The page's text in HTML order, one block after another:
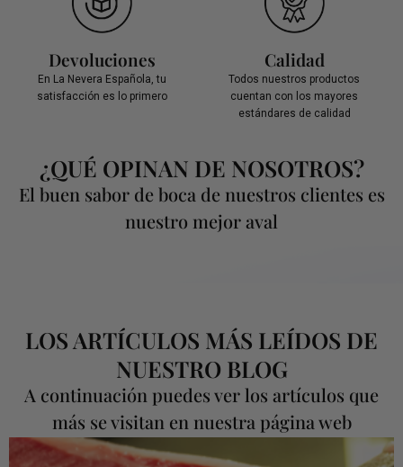
Devoluciones
En La Nevera Española, tu
satisfacción es lo primero
Calidad
Todos nuestros productos
cuentan con los mayores
estándares de calidad
¿QUÉ OPINAN DE NOSOTROS?
El buen sabor de boca de nuestros clientes es
nuestro mejor aval
LOS ARTÍCULOS MÁS LEÍDOS DE
NUESTRO BLOG
A continuación puedes ver los artículos que
más se visitan en nuestra página web